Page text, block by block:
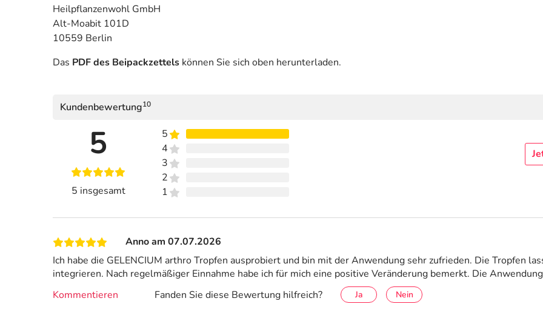
Heilpflanzenwohl GmbH
Alt-Moabit 101D
10559 Berlin
Das PDF des Beipackzettels können Sie sich oben herunterladen.
Kundenbewertung10
5
5 insgesamt
5
4
3
2
1
Anno am 07.07.2026
Ich habe die GELENCIUM arthro Tropfen ausprobiert und bin mit der Anwendung sehr zufrieden. Die Tropfen
integrieren. Nach regelmäßiger Einnahme habe ich für mich eine positive Veränderung bemerkt. Die
Kommentieren
Fanden Sie diese Bewertung hilfreich? Ja Nein